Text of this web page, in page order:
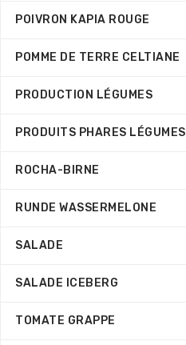
POIVRON KAPIA ROUGE
POMME DE TERRE CELTIANE
PRODUCTION LÉGUMES
PRODUITS PHARES LÉGUMES
ROCHA-BIRNE
RUNDE WASSERMELONE
SALADE
SALADE ICEBERG
TOMATE GRAPPE